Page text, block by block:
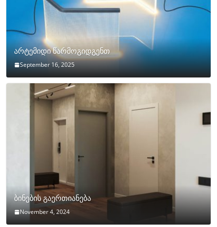
არტემიდი წარმოგიდგენთ
September 16, 2025
ბინების გაერთიანება
November 4, 2024